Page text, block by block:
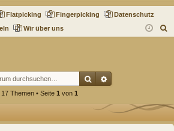
m ist
rie
Flatpicking Fingerpicking
Datenschutz
Wir über uns
Suche
17 Themen • Seite 1 von 1